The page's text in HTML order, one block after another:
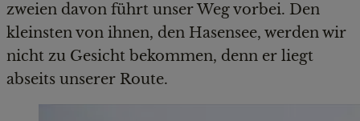
zweien davon führt unser Weg vorbei. Den
kleinsten von ihnen, den Hasensee, werden wir
nicht zu Gesicht bekommen, denn er liegt
abseits unserer Route.